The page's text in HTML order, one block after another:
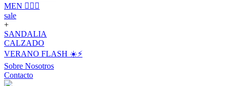
MEN 🙋🏽‍♂️
sale
+
SANDALIA
CALZADO
VERANO FLASH ☀️⚡️
Sobre Nosotros
Contacto